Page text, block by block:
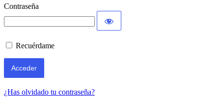
Contraseña
Recuérdame
¿Has olvidado tu contraseña?